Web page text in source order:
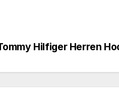
Hilfiger Herren